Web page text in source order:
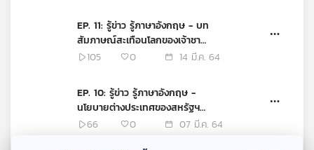
EP. 11: รู้ข่าว รู้ภาษาอังกฤษ - บท
สัมภาษณ์สะเทือนโลกของเจ้าชาย
แฮร์รี่และเมแกน
105 0 14 มี.ค. 64
EP. 10: รู้ข่าว รู้ภาษาอังกฤษ -
นโยบายต่างประเทศของสหรัฐฯ
จากคำแถลงของแอนโทนี่ บลิง
66 0 07 มี.ค. 64